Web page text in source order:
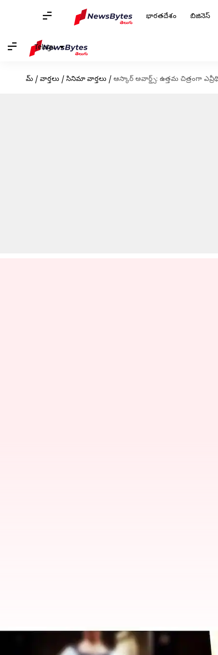
భారతదేశం బిజినెస్
Telugu
హోమ్ / వార్తలు / సినిమా వార్తలు / ఆస్కార్ అవార్డ్స్: ఉత్తమ చిత్రంగా
ఆస్కార్ అవార్డ్స్: ఉత్తమ చిత్రంగా